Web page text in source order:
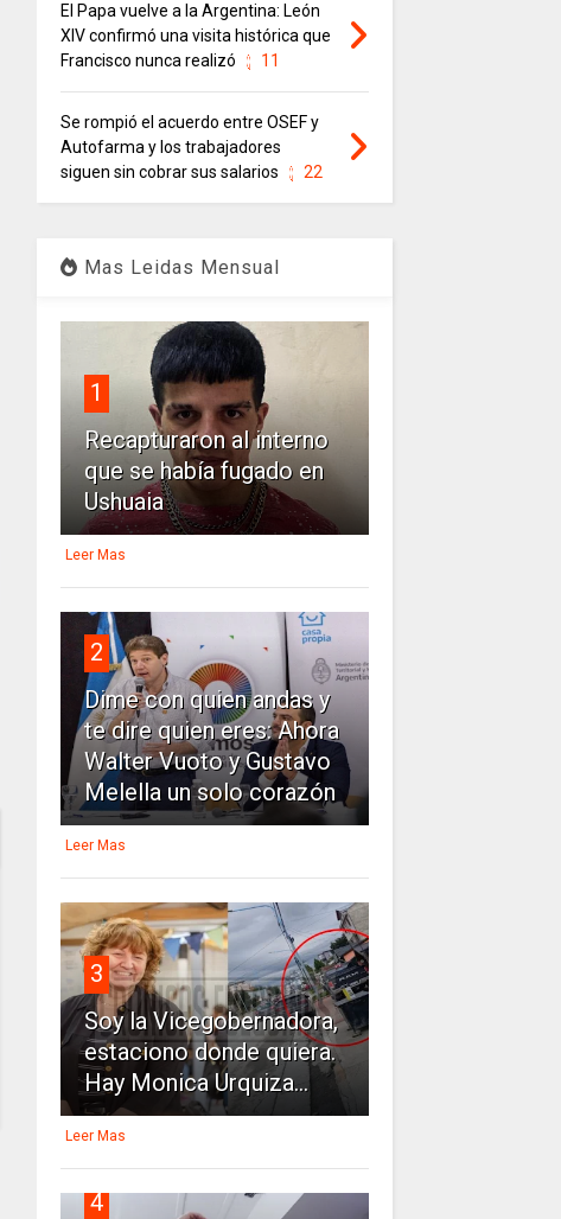
El Papa vuelve a la Argentina: León
XIV confirmó una visita histórica que
Francisco nunca realizó
11
Se rompió el acuerdo entre OSEF y
Autofarma y los trabajadores
siguen sin cobrar sus salarios
22
Mas Leidas Mensual
1
Recapturaron al interno
que se había fugado en
Ushuaia
Leer Mas
2
Dime con quien andas y
te dire quien eres: Ahora
Walter Vuoto y Gustavo
Melella un solo corazón
Leer Mas
3
Soy la Vicegobernadora,
estaciono donde quiera.
Hay Monica Urquiza...
Leer Mas
4